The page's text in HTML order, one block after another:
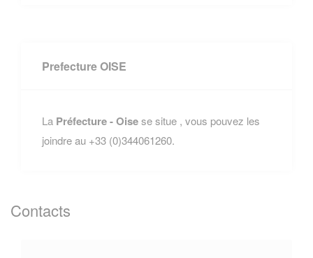
Prefecture OISE
La Préfecture - Oisese situe , vous pouvez les
joindre au +33 (0)344061260.
Contacts